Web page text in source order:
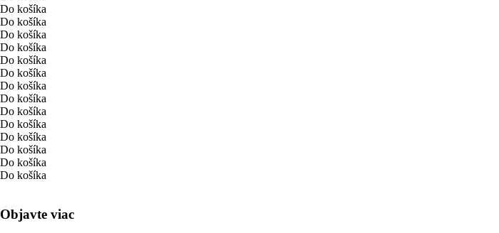
Do košíka
Do košíka
Do košíka
Do košíka
Do košíka
Do košíka
Do košíka
Do košíka
Do košíka
Do košíka
Do košíka
Do košíka
Do košíka
Do košíka
Objavte viac